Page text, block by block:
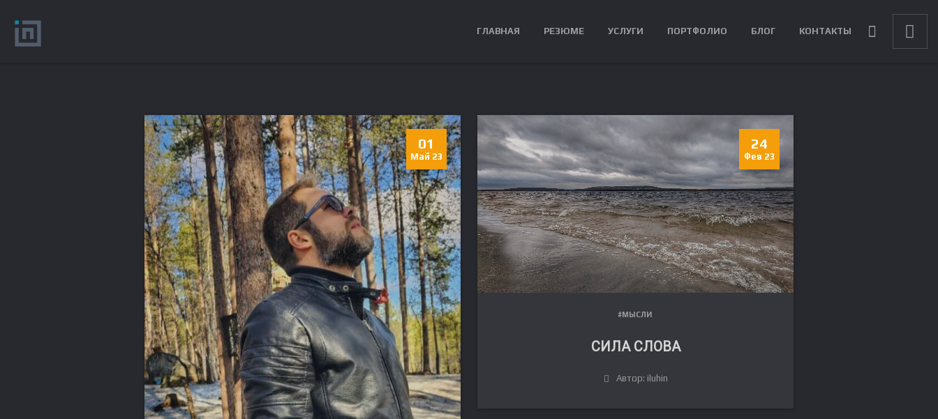
ГЛАВНАЯ РЕЗЮМЕ УСЛУГИ ПОРТФОЛИО БЛОГ КОНТАКТЫ
01
Май 23
24
Фев 23
#МЫСЛИ
СИЛА СЛОВА
Автор: iluhin